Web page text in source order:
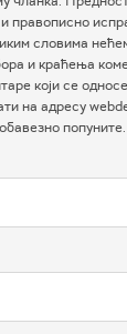
правописно
словима
и краћења
који се
на адресу
попуните.